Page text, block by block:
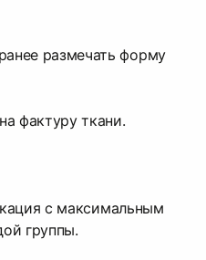
размечать форму
фактуру ткани.
с максимальным
группы.